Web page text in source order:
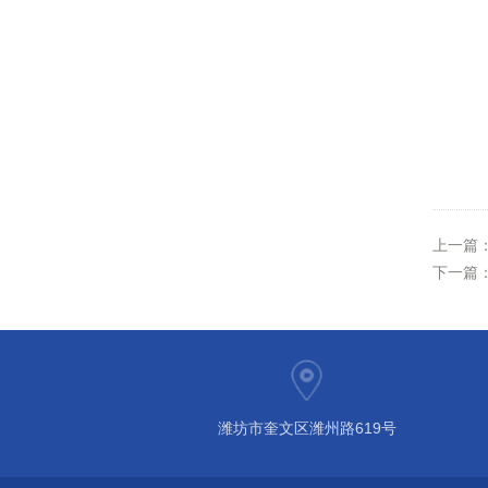
上一篇
下一篇
潍坊市奎文区潍州路619号